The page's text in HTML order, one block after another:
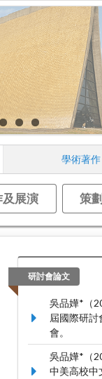
學術著作
展演 策
研討會論文
吳品嬅*（
屆國際研
會。
吳品嬅*（
中美高校中